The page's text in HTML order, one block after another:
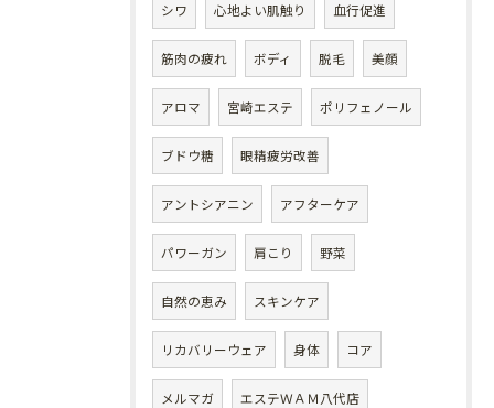
シワ 心地よい肌触り 血行促進
筋肉の疲れ ボディ 脱毛 美顔
アロマ 宮崎エステ ポリフェノール
ブドウ糖 眼精疲労改善
アントシアニン アフターケア
パワーガン 肩こり 野菜
自然の恵み スキンケア
リカバリーウェア 身体 コア
メルマガ エステＷＡＭ八代店